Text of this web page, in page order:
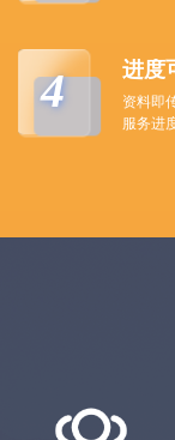
4 进度
资料即
服务进